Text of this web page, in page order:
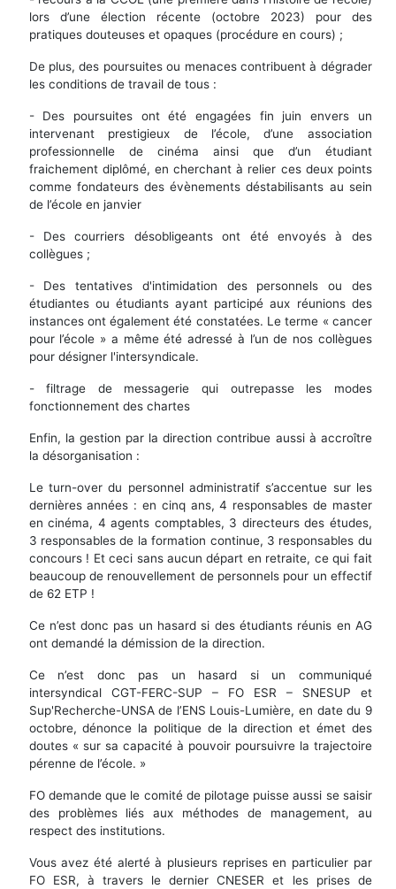
lors d’une élection récente (octobre 2023) pour des
pratiques douteuses et opaques (procédure en cours) ;
De plus, des poursuites ou menaces contribuent à dégrader
les conditions de travail de tous :
- Des poursuites ont été engagées fin juin envers un
intervenant prestigieux de l’école, d’une association
professionnelle de cinéma ainsi que d’un étudiant
fraichement diplômé, en cherchant à relier ces deux points
comme fondateurs des évènements déstabilisants au sein
de l’école en janvier
- Des courriers désobligeants ont été envoyés à des
collègues ;
- Des tentatives d'intimidation des personnels ou des
étudiantes ou étudiants ayant participé aux réunions des
instances ont également été constatées. Le terme « cancer
pour l’école » a même été adressé à l’un de nos collègues
pour désigner l'intersyndicale.
- filtrage de messagerie qui outrepasse les modes
fonctionnement des chartes
Enfin, la gestion par la direction contribue aussi à accroître
la désorganisation :
Le turn-over du personnel administratif s’accentue sur les
dernières années : en cinq ans, 4 responsables de master
en cinéma, 4 agents comptables, 3 directeurs des études,
3 responsables de la formation continue, 3 responsables du
concours ! Et ceci sans aucun départ en retraite, ce qui fait
beaucoup de renouvellement de personnels pour un effectif
de 62 ETP !
Ce n’est donc pas un hasard si des étudiants réunis en AG
ont demandé la démission de la direction.
Ce n’est donc pas un hasard si un communiqué
intersyndical CGT-FERC-SUP – FO ESR – SNESUP et
Sup'Recherche-UNSA de l’ENS Louis-Lumière, en date du 9
octobre, dénonce la politique de la direction et émet des
doutes « sur sa capacité à pouvoir poursuivre la trajectoire
pérenne de l’école. »
FO demande que le comité de pilotage puisse aussi se saisir
des problèmes liés aux méthodes de management, au
respect des institutions.
Vous avez été alerté à plusieurs reprises en particulier par
FO ESR, à travers le dernier CNESER et les prises de